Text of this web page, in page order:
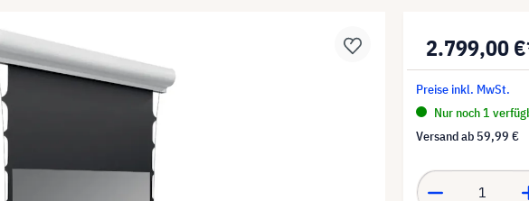
2.799,00
Preise inkl. MwSt.
Nur noch 1
Versand ab 59,99 €